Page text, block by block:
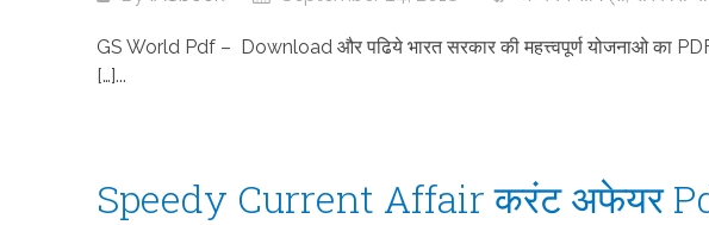
GS World Pdf – Download और पढिये भारत सरकार की महत्त्वपूर्ण योजनाओ का PDF
[…]...
Speedy Current Affair करंट अफेयर